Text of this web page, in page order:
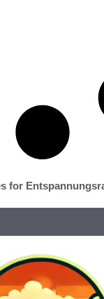
for